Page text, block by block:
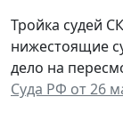
Тройка судей
нижестоящие
дело на
Суда РФ от 26